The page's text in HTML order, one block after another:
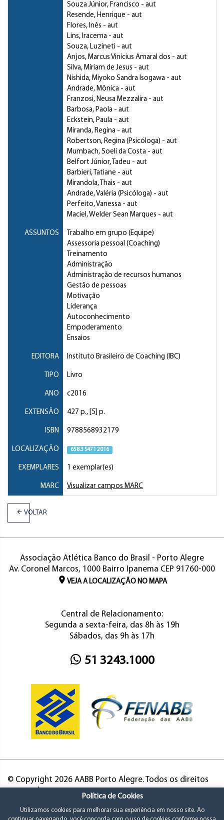
Souza Júnior, Francisco - aut
Resende, Henrique - aut
Flores, Inês - aut
Lins, Iracema - aut
Souza, Luzineti - aut
Anjos, Marcus Vinícius Amaral dos - aut
Silva, Míriam de Jesus - aut
Nishida, Miyoko Sandra Isogawa - aut
Andrade, Mônica - aut
Franzosi, Neusa Mezzalira - aut
Barbosa, Paola - aut
Eckstein, Paula - aut
Miranda, Regina - aut
Robertson, Regina (Psicóloga) - aut
Mumbach, Soeli da Costa - aut
Belfort Júnior, Tadeu - aut
Barbieri, Tatiane - aut
Mirandola, Thais - aut
Andrade, Valéria (Psicóloga) - aut
Perfeito, Vanessa - aut
Maciel, Welder Sean Marques - aut
ASSUNTOS
Trabalho em grupo (Equipe)
Assessoria pessoal (Coaching)
Treinamento
Administração
Administração de recursos humanos
Gestão de pessoas
Motivação
Liderança
Autoconhecimento
Empoderamento
Ensaios
EDITORA Instituto Brasileiro de Coaching (IBC)
TIPO Livro
ANO c2016
EXTENSÃO 427 p., [5] p.
ISBN 9788568932179
LOCALIZAÇÃO 658.3 S471 2016
EXEMPLARES 1 exemplar(es)
MARC Visualizar campos MARC
VOLTAR
Associação Atlética Banco do Brasil - Porto Alegre
Av. Coronel Marcos, 1000 Bairro Ipanema CEP 91760-000
VEJA A LOCALIZAÇÃO NO MAPA
Central de Relacionamento:
Segunda a sexta-feira, das 8h às 19h
Sábados, das 9h às 17h
51 3243.1000
© Copyright 2026 AABB Porto Alegre. Todos os direitos
Política de Cookies
Utilizamos cookies para melhorar sua experiência em nosso site. Ao